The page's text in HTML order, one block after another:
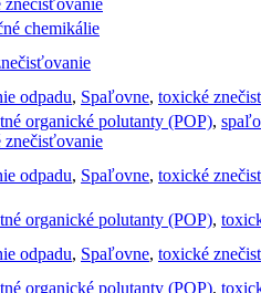
chemikálie
odpadu, Spaľovne, toxické
organické polutanty (POP),
znečisťovanie
odpadu, Spaľovne, toxické
organické polutanty (POP),
odpadu, Spaľovne, toxické
organické polutanty (POP),